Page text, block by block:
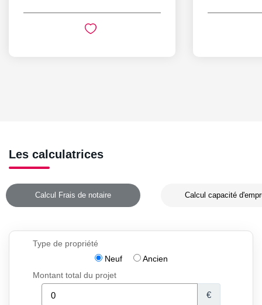
Les calculatrices
Calcul Frais de notaire Calcul capacité